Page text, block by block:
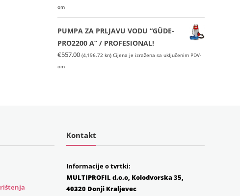
om
PUMPA ZA PRLJAVU VODU “GÜDE-
PRO2200 A” / PROFESIONAL!
€557.00 (4,196.72 kn) Cijena je izražena sa uključenim PDV-
om
Kontakt
Informacije o tvrtki:
MULTIPROFIL d.o.o, Kolodvorska 35,
40320 Donji Kraljevec